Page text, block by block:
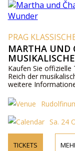
PRAG
MARTHA UND
Kaufen Sie
Reich der
weitere
Sa. 24
TICKETS